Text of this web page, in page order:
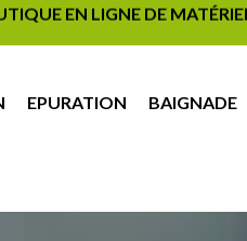
EN LIGNE DE
EPURATION BAIGNADE